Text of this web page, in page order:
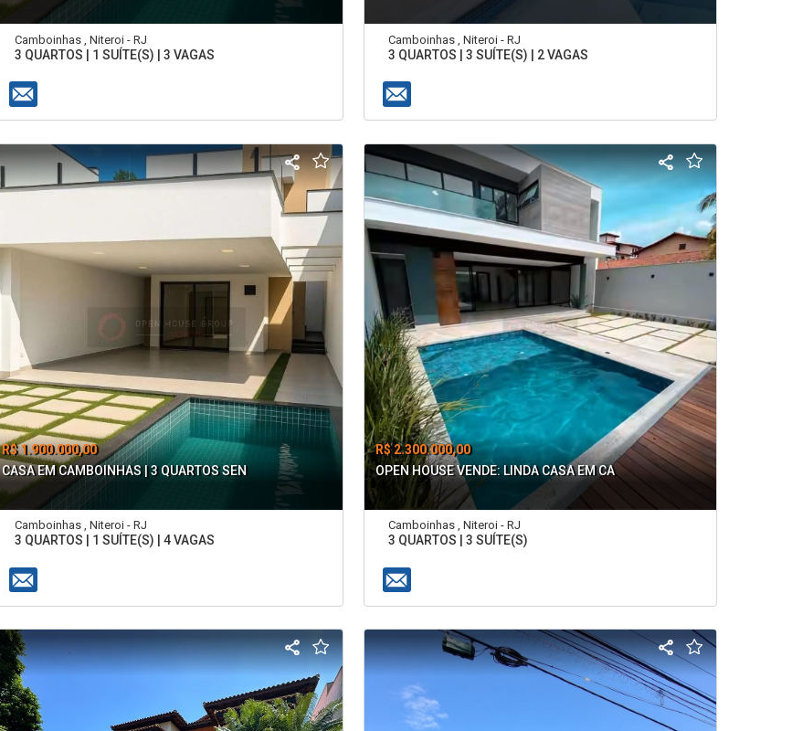
Camboinhas , Niteroi - RJ
3 QUARTOS | 1 SUÍTE(S) | 3 VAGAS
Camboinhas , Niteroi - RJ
3 QUARTOS | 3 SUÍTE(S) | 2 VAGAS
R$ 1.900.000,00
CASA EM CAMBOINHAS | 3 QUARTOS SEN
Camboinhas , Niteroi - RJ
3 QUARTOS | 1 SUÍTE(S) | 4 VAGAS
R$ 2.300.000,00
OPEN HOUSE VENDE: LINDA CASA EM CA
Camboinhas , Niteroi - RJ
3 QUARTOS | 3 SUÍTE(S)